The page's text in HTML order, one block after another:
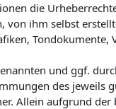
die
von ihm selbst
Tondokumente,
und ggf.
des jeweils
Allein aufgrund